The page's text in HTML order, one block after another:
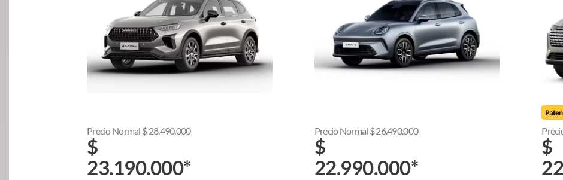
Precio Normal$28.490.000
$
23.190.000*
Precio Normal$26.490.000
$
22.990.000*
$